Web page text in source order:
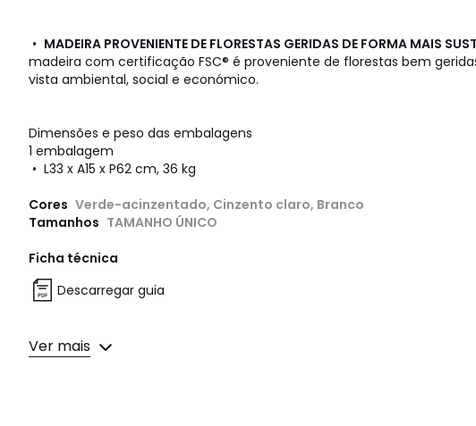
• MADEIRA PROVENIENTE DE FLORESTAS GERIDAS DE FORMA MAIS
madeira com certificação FSC® é proveniente de florestas bem
vista ambiental, social e económico.
Dimensões e peso das embalagens
1 embalagem
• L33 x A15 x P62 cm, 36 kg
Cores Verde-acinzentado, Cinzento claro, Branco
Tamanhos TAMANHO ÚNICO
Ficha técnica
Descarregar guia
Ver mais